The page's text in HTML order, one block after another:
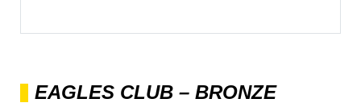
EAGLES CLUB – BRONZE